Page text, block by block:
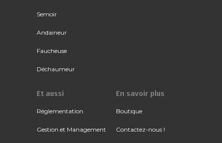
Semoir
Andaineur
Faucheuse
Déchaumeur
Et aussi
Réglementation
Gestion et Management
En savoir plus
Boutique
Contactez-nous !